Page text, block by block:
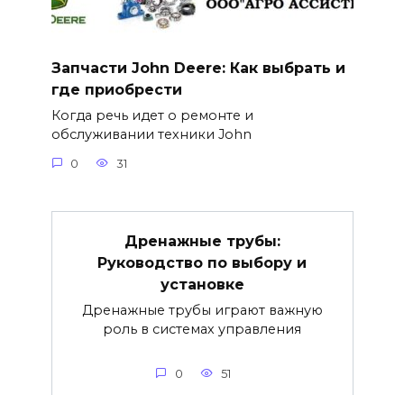
Запчасти John Deere: Как выбрать и
где приобрести
Когда речь идет о ремонте и
обслуживании техники John
0 31
Дренажные трубы:
Руководство по выбору и
установке
Дренажные трубы играют важную
роль в системах управления
0 51